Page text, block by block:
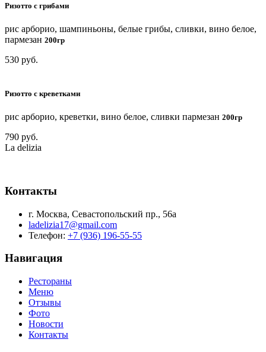
Ризотто с грибами
рис aрборио, шампиньоны, белые грибы, сливки, вино белое,
пармезан 200гр
530 руб.
Ризотто с креветками
рис арборио, креветки, вино белое, сливки пармезан 200гр
790 руб.
La delizia
Контакты
г. Москва, Севастопольский пр., 56а
ladelizia17@gmail.com
Телефон: +7 (936) 196-55-55
Навигация
Рестораны
Меню
Отзывы
Фото
Новости
Контакты